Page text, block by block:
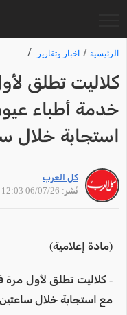
الرئيسية اخبار وتقارير
كلاليت تطلق
خدمة أطباء
استجابة خلال
كل العرب
نُشر: 06/07/26 12:03
(مادة إعلامية)
- كلاليت تطلق لأول مرة
مع استجابة خلال ساعتين